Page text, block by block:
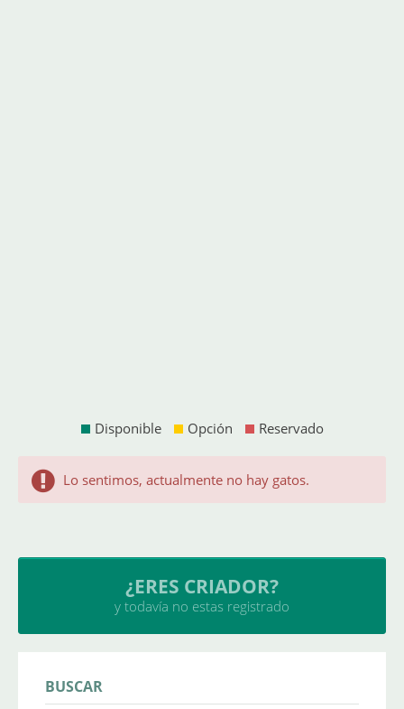
Disponible Opción Reservado
Lo sentimos, actualmente no hay gatos.
¿ERES CRIADOR?
y todavía no estas registrado
BUSCAR